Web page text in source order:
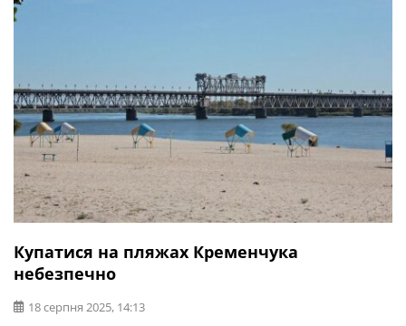
Купатися на пляжах Кременчука
небезпечно
18 серпня 2025, 14:13